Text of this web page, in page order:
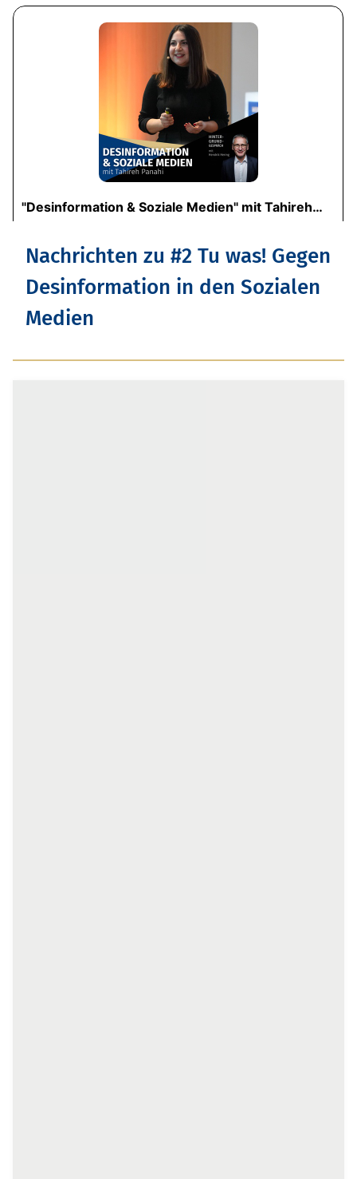
Nachrichten zu #2 Tu was! Gegen
Desinformation in den Sozialen
Medien